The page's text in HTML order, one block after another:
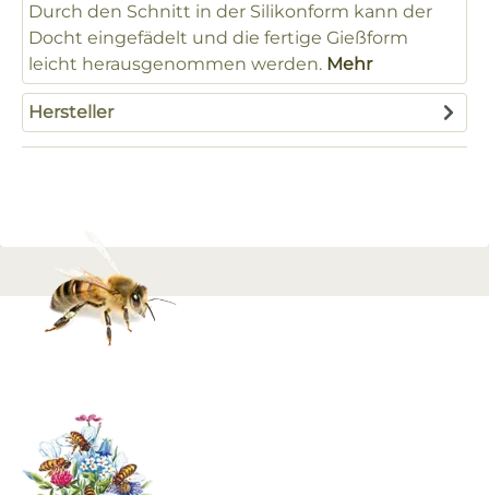
Durch den Schnitt in der Silikonform kann der
Docht eingefädelt und die fertige Gießform
leicht herausgenommen werden. Mehr
Hersteller